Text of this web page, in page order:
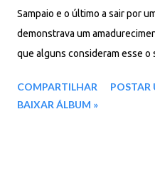
Sampaio e o último a sair por
demonstrava um
que alguns consideram esse o
Cabras Pastando 05. Velho
COMPARTILHAR
POSTAR
BAIXAR ÁLBUM »